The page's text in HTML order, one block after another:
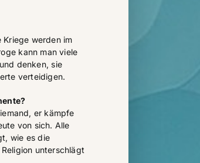
Kriege werden im
kann man viele
denken, sie
verteidigen.
er kämpfe
von sich. Alle
wie es die
unterschlägt